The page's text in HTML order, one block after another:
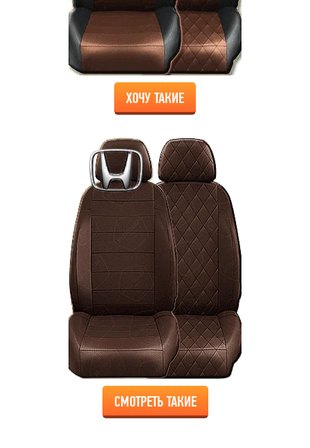
ХОЧУ ТАКИЕ
СМОТРЕТЬ ТАКИЕ